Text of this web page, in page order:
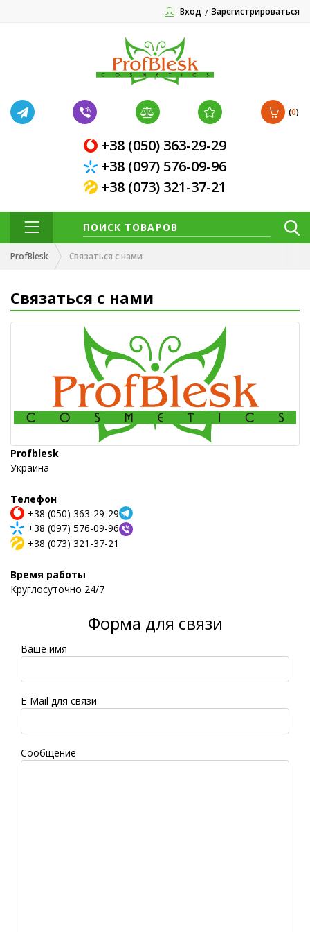
Вход Зарегистрироваться
(0)
+38 (050) 363-29-29
+38 (097) 576-09-96
+38 (073) 321-37-21
ProfBlesk Связаться с нами
Связаться с нами
Profblesk
Украина
Телефон
+38 (050) 363-29-29
+38 (097) 576-09-96
+38 (073) 321-37-21
Время работы
Круглосуточно 24/7
Форма для связи
Ваше имя
E-Mail для связи
Сообщение